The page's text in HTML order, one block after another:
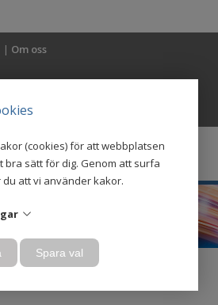
(cookies) för att webbplatsen
bra sätt för dig. Genom att surfa
att vi använder kakor.
Spara val
| Om oss
0